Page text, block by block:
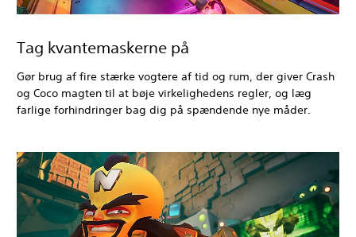
Tag kvantemaskerne på
Gør brug af fire stærke vogtere af tid og rum, der giver Crash
og Coco magten til at bøje virkelighedens regler, og læg
farlige forhindringer bag dig på spændende nye måder.